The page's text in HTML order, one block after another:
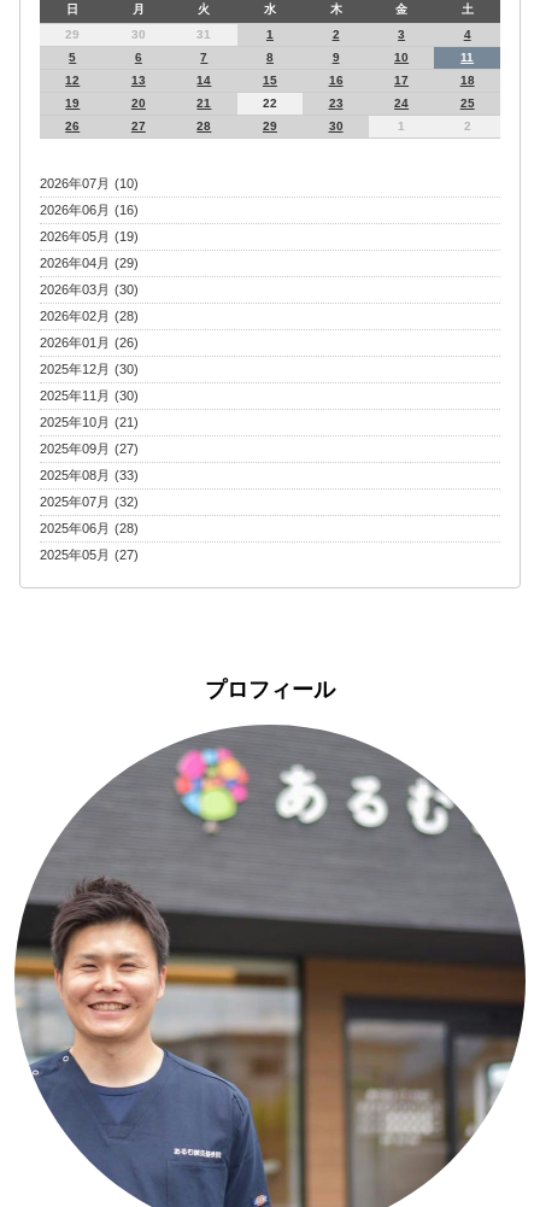
日 月 火 水 木 金
土
29
30 31 1 2 3
4
5
6 7 8 9 10
11
12
13 14 15 16 17
18
19
20 21 22 23 24
25
26
27 28 29 30 1 2
2026年07月 (10)
2026年06月 (16)
2026年05月 (19)
2026年04月 (29)
2026年03月 (30)
2026年02月 (28)
2026年01月 (26)
2025年12月 (30)
2025年11月 (30)
2025年10月 (21)
2025年09月 (27)
2025年08月 (33)
2025年07月 (32)
2025年06月 (28)
2025年05月 (27)
プロフィール